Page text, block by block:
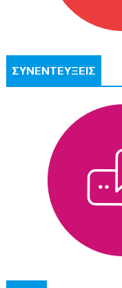
ΣΥΝΕΝΤΕΥΞΕΙΣ